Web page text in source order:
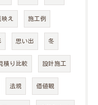
え 施工例
思い出 冬
積り比較 設計施工
法規 価値観